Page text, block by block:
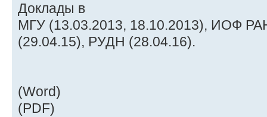
Доклады в
МГУ (13.03.2013, 18.10.2013), ИОФ
(29.04.15), РУДН (28.04.16).
(Word)
(PDF)